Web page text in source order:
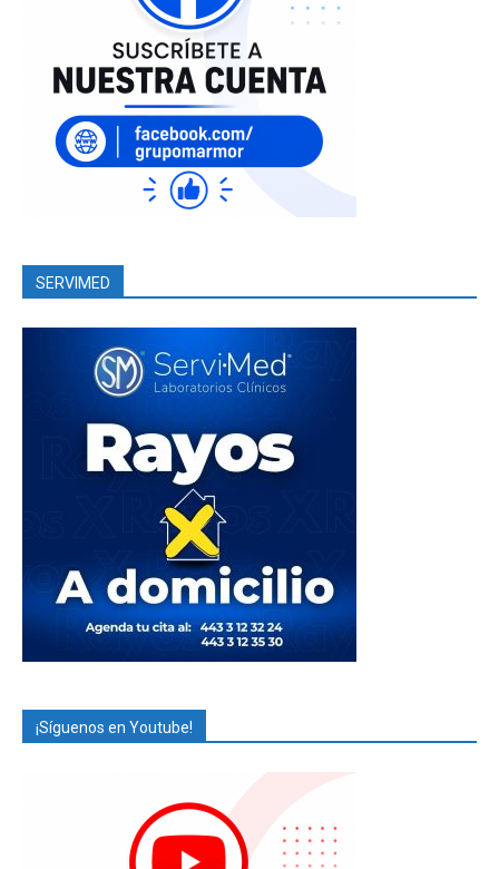
SERVIMED
¡Síguenos en Youtube!